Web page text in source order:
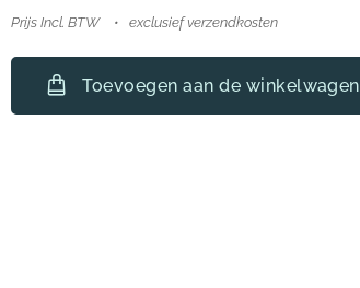
Prijs Incl. BTW exclusief verzendkosten
Toevoegen aan de winkelwagen